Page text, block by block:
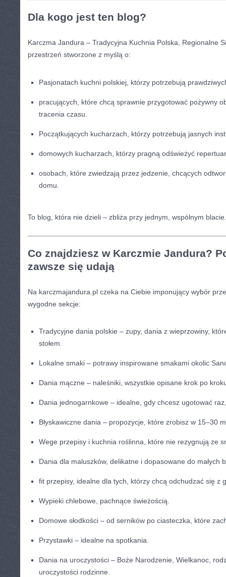
Dla kogo jest ten blog?
Karczma Jandura – Tradycyjna Kuchnia Polska, Regionalne
przestrzeń stworzone z myślą o:
Pasjonatach kuchni polskiej, którzy potrzebują
pracujących, które chcą sprawnie przygotować pożywny
tracenia czasu.
Początkujących kucharzach, którzy potrzebują jasnych
domowych kucharzach, którzy pragną odświeżyć
osobach, które zwiedzają przez jedzenie, chcących
domu.
To blog, która nie dzieli – zbliża przy jednym, wspólnym blacie.
Co znajdziesz w Karczmie Jandura?
zawsze się udają
Na karczmajandura.pl czeka na Ciebie imponujący wybór
wygodne sekcje:
Tradycyjne dania polskie – zupy, dania z wieprzowiny,
stołem.
Lokalne smaki – potrawy inspirowane smakami okolic
Dania mączne – naleśniki, wszystkie opisane krok po
Dania jednogarnkowe – idealne, gdy chcesz ugotować
Błyskawiczne dania – propozycje, które zrobisz w 15–30
Wege przepisy i kuchnia roślinna, które nie rezygnują ze
Dania dla maluszków, delikatne i dopasowane do małych
fit przepisy, idealne dla tych, którzy chcą odchudzać się z
Wypieki chlebowe, pachnące świeżością.
Domowe słodkości – od serników po ciasteczka, które
Przystawki – idealne na spotkania.
Dania na uroczystości – Boże Narodzenie, Wielkanoc,
uroczystości rodzinne.